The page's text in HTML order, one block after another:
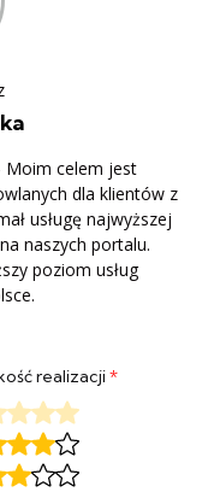
Moim celem jest
dla klientów z
usługę najwyższej
naszych portalu.
poziom usług
realizacji*